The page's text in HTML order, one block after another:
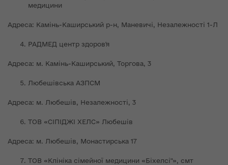
медицини
Адреса: Камінь-Каширський р-н, Маневичі, Незалежності 1-Л
РАДМЕД центр здоров'я
Адреса: м. Камінь-Каширський, Торгова, 3
Любешівська АЗПСМ
Адреса: м. Любешів, Незалежності, 3
ТОВ «СІПІДЖІ ХЕЛС» Любешів
Адреса: м. Любешів, Монастирська 17
ТОВ «Клініка сімейної медицини «Біхелсі"», смт